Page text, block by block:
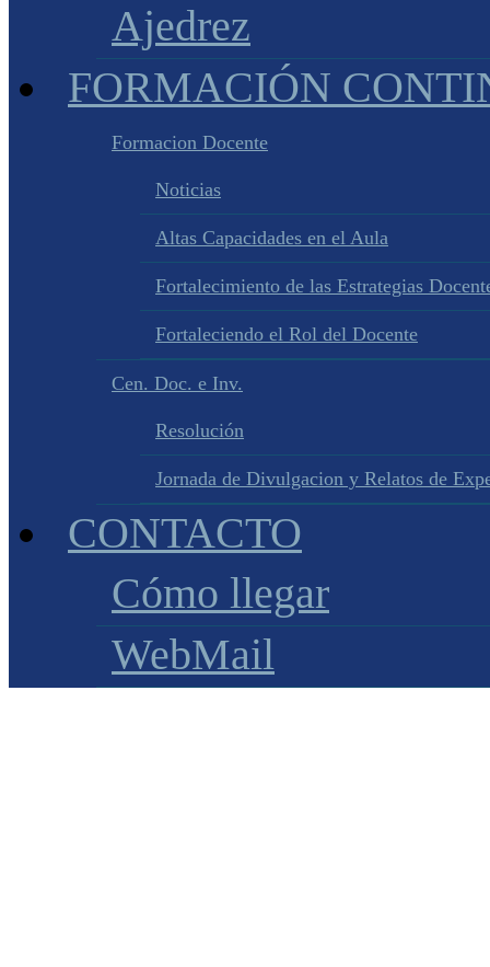
Ajedrez
FORMACIÓN
Formacion Docente
Noticias
Altas Capacidades en el Aula
Fortalecimiento de las Estrategias
Fortaleciendo el Rol del Docente
Cen. Doc. e Inv.
Resolución
Jornada de Divulgacion y Relatos de
CONTACTO
Cómo llegar
WebMail